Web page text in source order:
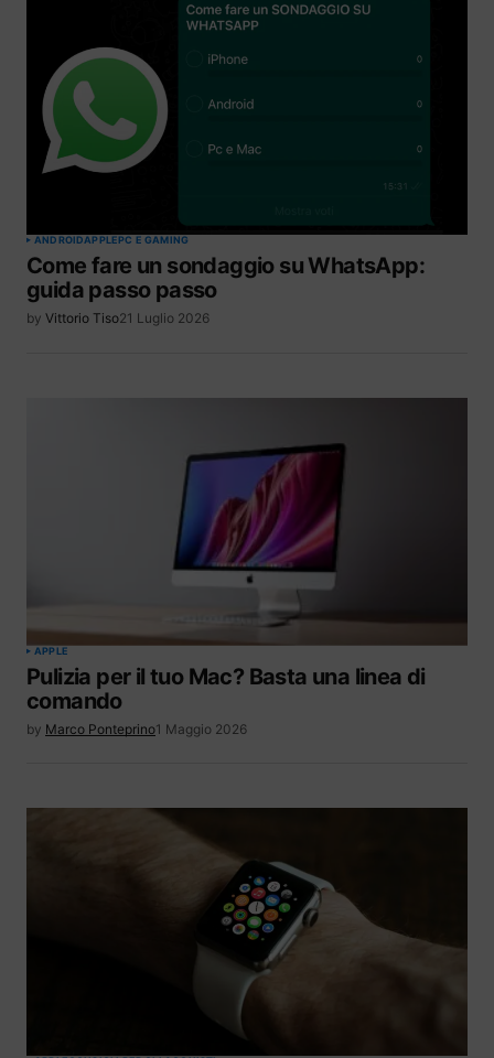
ANDROIDAPPLEPC E GAMING
Come fare un sondaggio su WhatsApp:
guida passo passo
by Vittorio Tiso21 Luglio 2026
APPLE
Pulizia per il tuo Mac? Basta una linea di
comando
by Marco Ponteprino1 Maggio 2026